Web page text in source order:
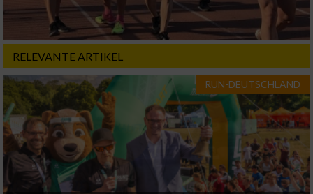
RELEVANTE ARTIKEL
RUN-DEUTSCHLAND
Verwendung von Profilen zur Auswahl
personalisierter Inhalte
Messung der Werbeleistung
Messung der Performance von Inhalten
Analyse von Zielgruppen durch Statistiken
oder Kombinationen von Daten aus
verschiedenen Quellen